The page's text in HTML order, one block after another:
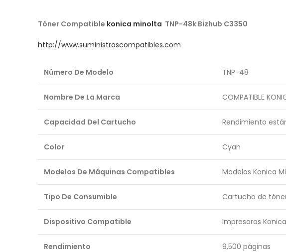
Tóner Compatible konica minolta TNP-48k Bizhub C3350
http://www.suministroscompatibles.com
Número De Modelo TNP-48
Nombre De La Marca COMPATIBLE
Capacidad Del Cartucho Rendimiento
Color Cyan
Modelos De Máquinas Compatibles Modelos Konica
Tipo De Consumible Cartucho de
Dispositivo Compatible Impresoras
Rendimiento 9,500 páginas